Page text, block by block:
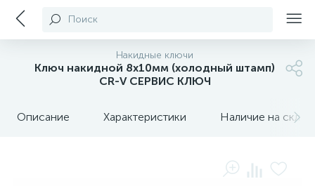
Поиск
Накидные ключи
Ключ накидной 8х10мм (холодный штамп)
CR-V СЕРВИС КЛЮЧ
Описание Характеристики Наличие на